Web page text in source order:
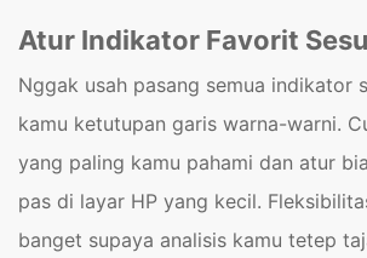
Atur Indikator Favorit
Nggak usah pasang semua indikator
kamu ketutupan garis warna-warni.
yang paling kamu pahami dan atur
pas di layar HP yang kecil.
banget supaya analisis kamu tetep